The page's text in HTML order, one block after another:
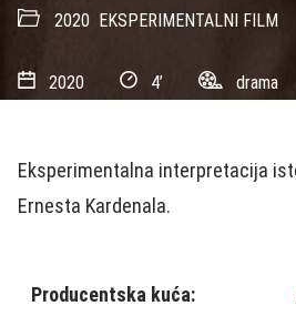
2020 EKSPERIMENTALNI FILM
2020 4’ drama
Eksperimentalna interpretacija
Ernesta Kardenala.
Producentska kuća: